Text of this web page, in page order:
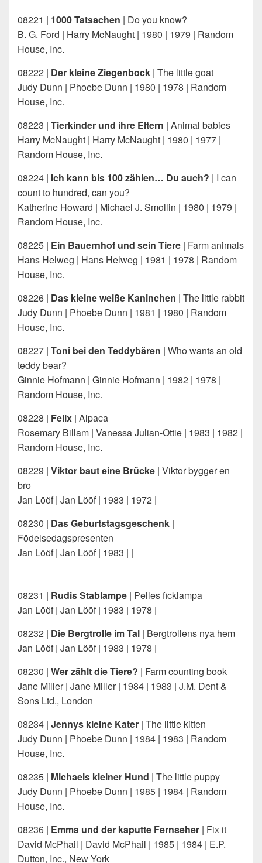
08221 | 1000 Tatsachen | Do you know?
B. G. Ford | Harry McNaught | 1980 | 1979 | Random
House, Inc.
08222 | Der kleine Ziegenbock | The little goat
Judy Dunn | Phoebe Dunn | 1980 | 1978 | Random
House, Inc.
08223 | Tierkinder und ihre Eltern | Animal babies
Harry McNaught | Harry McNaught | 1980 | 1977 |
Random House, Inc.
08224 | Ich kann bis 100 zählen… Du auch? | I can
count to hundred, can you?
Katherine Howard | Michael J. Smollin | 1980 | 1979 |
Random House, Inc.
08225 | Ein Bauernhof und sein Tiere | Farm animals
Hans Helweg | Hans Helweg | 1981 | 1978 | Random
House, Inc.
08226 | Das kleine weiße Kaninchen | The little rabbit
Judy Dunn | Phoebe Dunn | 1981 | 1980 | Random
House, Inc.
08227 | Toni bei den Teddybären | Who wants an old
teddy bear?
Ginnie Hofmann | Ginnie Hofmann | 1982 | 1978 |
Random House, Inc.
08228 | Felix | Alpaca
Rosemary Billam | Vanessa Julian-Ottie | 1983 | 1982 |
Random House, Inc.
08229 | Viktor baut eine Brücke | Viktor bygger en
bro
Jan Lööf | Jan Lööf | 1983 | 1972 |
08230 | Das Geburtstagsgeschenk |
Födelsedagspresenten
Jan Lööf | Jan Lööf | 1983 | |
08231 | Rudis Stablampe | Pelles ficklampa
Jan Lööf | Jan Lööf | 1983 | 1978 |
08232 | Die Bergtrolle im Tal | Bergtrollens nya hem
Jan Lööf | Jan Lööf | 1983 | 1978 |
08230 | Wer zählt die Tiere? | Farm counting book
Jane Miller | Jane Miller | 1984 | 1983 | J.M. Dent &
Sons Ltd., London
08234 | Jennys kleine Kater | The little kitten
Judy Dunn | Phoebe Dunn | 1984 | 1983 | Random
House, Inc.
08235 | Michaels kleiner Hund | The little puppy
Judy Dunn | Phoebe Dunn | 1985 | 1984 | Random
House, Inc.
08236 | Emma und der kaputte Fernseher | Fix it
David McPhail | David McPhail | 1985 | 1984 | E.P.
Dutton, Inc., New York